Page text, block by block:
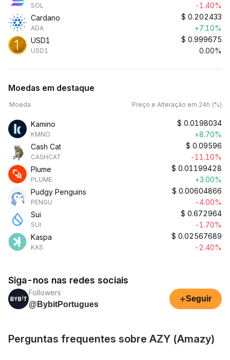
SOL
-1.40%
Cardano
ADA
$ 0.202433
+7.10%
USD1
USD1
$ 0.999675
0.00%
Moedas em destaque
Moeda Preço e Alteração em 24h (%)
Kamino
KMNO
$ 0.0198034
+8.70%
Cash Cat
CASHCAT
$ 0.09596
-11.10%
Plume
PLUME
$ 0.01199428
+3.00%
Pudgy Penguins
PENGU
$ 0.00604866
-4.00%
Sui
SUI
$ 0.672964
-1.70%
Kaspa
KAS
$ 0.02567689
-2.40%
Siga-nos nas redes sociais
Followers
@BybitPortugues
+Seguir
Perguntas frequentes sobre AZY (Amazy)